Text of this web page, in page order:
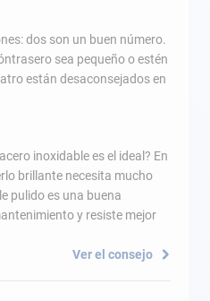
dos son un buen número.
sea pequeño o estén
están desaconsejados en
inoxidable es el ideal? En
brillante necesita mucho
pulido es una buena
y resiste mejor
Ver el consejo